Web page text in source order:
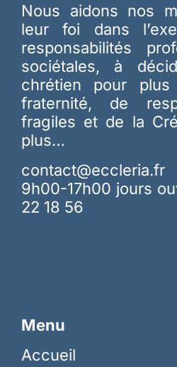
Nous aidons nos
leur foi dans
responsabilités
sociétales, à
chrétien pour
fraternité, de
fragiles et de la
plus…
contact@eccleria.fr
9h00-17h00 jours
22 18 56
Menu
Accueil